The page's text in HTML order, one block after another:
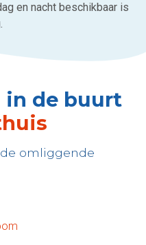
en nacht beschikbaar is
in de buurt
omliggende